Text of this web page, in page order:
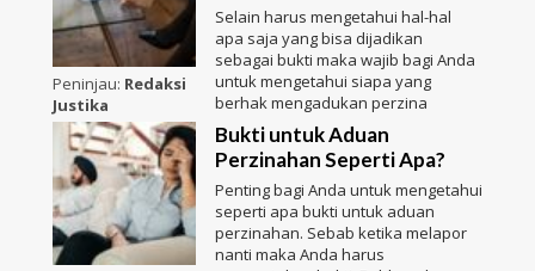
Peninjau: Redaksi
Justika
Selain harus mengetahui hal-hal
apa saja yang bisa dijadikan
sebagai bukti maka wajib bagi Anda
untuk mengetahui siapa yang
berhak mengadukan perzina
Bukti untuk Aduan
Perzinahan Seperti Apa?
Penting bagi Anda untuk mengetahui
seperti apa bukti untuk aduan
perzinahan. Sebab ketika melapor
nanti maka Anda harus